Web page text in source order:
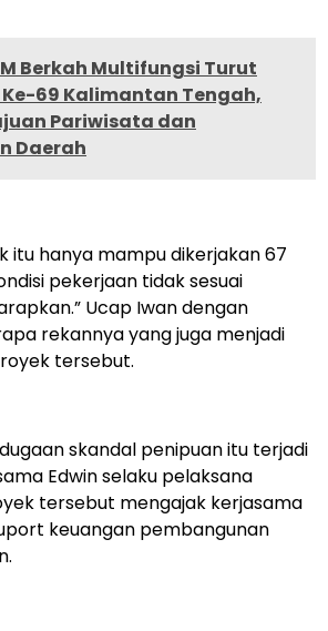
Berkah Multifungsi Turut
Ke-69 Kalimantan Tengah,
Pariwisata dan
Daerah
itu hanya mampu dikerjakan 67
pekerjaan tidak sesuai
Ucap Iwan dengan
rekannya yang juga menjadi
tersebut.
skandal penipuan itu terjadi
Edwin selaku pelaksana
tersebut mengajak kerjasama
keuangan pembangunan